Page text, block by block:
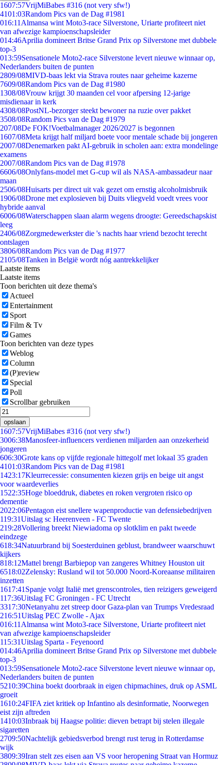
1607:57VrijMiBabes #316 (not very sfw!)
4101:03Random Pics van de Dag #1981
016:11 Almansa wint Moto3-race Silverstone, Uriarte profiteert niet
van afwezige kampioenschapsleider
014:46Aprilia domineert Britse Grand Prix op Silverstone met dubbele
top-3
013:59Sensationele Moto2-race Silverstone levert nieuwe winnaar op,
Nederlanders buiten de punten
2809/08MIVD-baas lekt via Strava routes naar geheime kazerne
7609/08Random Pics van de Dag #1980
1308/08Vrouw krijgt 30 maanden cel voor afpersing 12-jarige
misdienaar in kerk
4308/08PostNL-bezorger steekt bewoner na ruzie over pakket
3508/08Random Pics van de Dag #1979
207/08De FOK!Voetbalmanager 2026/2027 is begonnen
1607/08Meta krijgt half miljard boete voor mentale schade bij jongeren
2007/08Denemarken pakt AI-gebruik in scholen aan: extra mondelinge
examens
2007/08Random Pics van de Dag #1978
6606/08Onlyfans-model met G-cup wil als NASA-ambassadeur naar
maan
2506/08Huisarts per direct uit vak gezet om ernstig alcoholmisbruik
1906/08Drone met explosieven bij Duits vliegveld voedt vrees voor
hybride aanval
6006/08Waterschappen slaan alarm wegens droogte: Gereedschapskist
leeg
2406/08Zorgmedewerkster die 's nachts haar vriend bezocht terecht
ontslagen
3806/08Random Pics van de Dag #1977
2105/08Tanken in België wordt nóg aantrekkelijker
Laatste items
Laatste items
Toon berichten uit deze thema's
Actueel
Entertainment
Sport
Film & Tv
Games
Toon berichten van deze types
Weblog
Column
(P)review
Special
Poll
Scrollbar gebruiken
opslaan
1607:57VrijMiBabes #316 (not very sfw!)
3006:38Manosfeer-influencers verdienen miljarden aan onzekerheid
jongeren
606:30Grote kans op vijfde regionale hittegolf met lokaal 35 graden
4101:03Random Pics van de Dag #1981
1423:17Kleurrecessie: consumenten kiezen grijs en beige uit angst
voor waardeverlies
1522:35Hoge bloeddruk, diabetes en roken vergroten risico op
dementie
2022:06Pentagon eist snellere wapenproductie van defensiebedrijven
119:31Uitslag sc Heerenveen - FC Twente
219:28Vollering breekt Niewiadoma op slotklim en pakt tweede
eindzege
618:34Natuurbrand bij Soesterduinen geblust, brandweer waarschuwt
kijkers
818:12Mattel brengt Barbiepop van zangeres Whitney Houston uit
6518:02Zelensky: Rusland wil tot 50.000 Noord-Koreaanse militairen
inzetten
1617:41 Spanje volgt Italië met grenscontroles, tien reizigers geweigerd
117:36Uitslag FC Groningen - FC Utrecht
3317:30Netanyahu zet streep door Gaza-plan van Trumps Vredesraad
216:51Uitslag PEC Zwolle - Ajax
016:11 Almansa wint Moto3-race Silverstone, Uriarte profiteert niet
van afwezige kampioenschapsleider
115:31Uitslag Sparta - Feyenoord
014:46Aprilia domineert Britse Grand Prix op Silverstone met dubbele
top-3
013:59Sensationele Moto2-race Silverstone levert nieuwe winnaar op,
Nederlanders buiten de punten
5210:39China boekt doorbraak in eigen chipmachines, druk op ASML
groeit
1610:24FIFA ziet kritiek op Infantino als desinformatie, Noorwegen
eist zijn aftreden
1410:03Inbraak bij Haagse politie: dieven betrapt bij stelen illegale
sigaretten
2709:50Nachtelijk gebiedsverbod brengt rust terug in Rotterdamse
wijk
3809:39Iran stelt zes eisen aan VS voor heropening Straat van Hormuz